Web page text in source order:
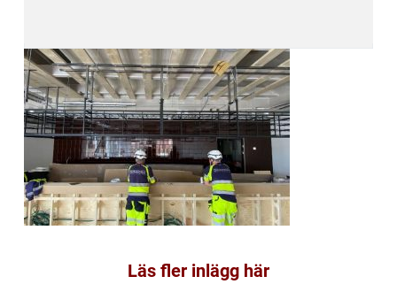
Läs fler inlägg här